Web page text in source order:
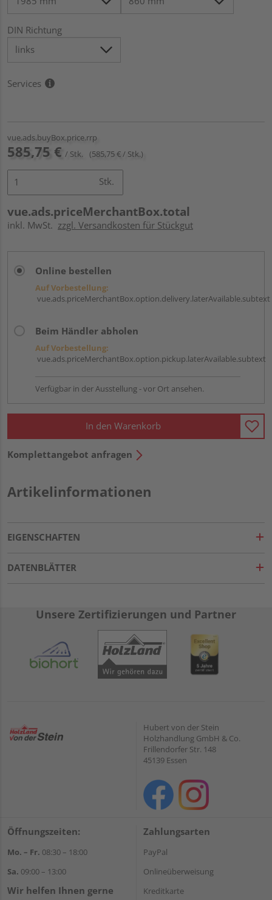
DIN Richtung
Services
vue.ads.buyBox.price.rrp
585,75 € / Stk. (585,75 € / Stk.)
Stk.
vue.ads.priceMerchantBox.total
inkl. MwSt. zzgl. Versandkosten für Stückgut
Online bestellen
Auf Vorbestellung:
vue.ads.priceMerchantBox.option.delivery.laterAvailable.subtext
Beim Händler abholen
Auf Vorbestellung:
vue.ads.priceMerchantBox.option.pickup.laterAvailable.subtext
Verfügbar in der Ausstellung - vor Ort ansehen.
In den Warenkorb
Komplettangebot anfragen
Artikelinformationen
EIGENSCHAFTEN
DATENBLÄTTER
Unsere Zertifizierungen und Partner
Hubert von der Stein
Holzhandlung GmbH & Co.
Frillendorfer Str. 148
45139 Essen
Öffnungszeiten:
Mo. – Fr. 08:30 – 18:00
Sa. 09:00 – 13:00
Wir helfen Ihnen gerne
Zahlungsarten
PayPal
Onlineüberweisung
Kreditkarte